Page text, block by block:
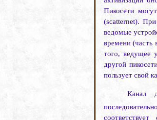
Пикосети
(scatternet). При
ведомые
времени (часть
того, ведущее
другой
пользует свой
Канал